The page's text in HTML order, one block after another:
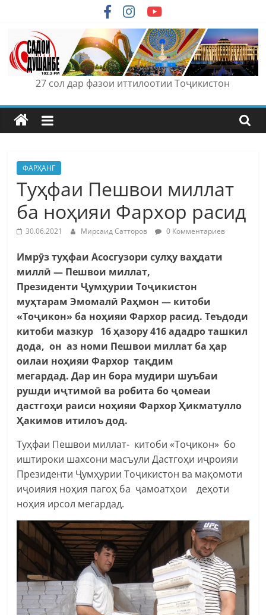
content
27 сол дар фазои иттилоотии Тоҷикистон
ФАРҲАНГ
Туҳфаи Пешвои миллат
ба ноҳияи Фархор расид
30.06.2021 Мирсаид Сатторов 0 Комментариев
Имрӯз туҳфаи Асосгузори сулҳу ваҳдати
миллӣ — Пешвои миллат,
Президенти Ҷумҳурии Тоҷикистон
муҳтарам Эмомалӣ Раҳмон — китоби
«Тоҷикон» ба ноҳияи Фархор расид. Теъдоди
китоби мазкур 16 ҳазору 416 ададро ташкил
дода, он аз номи Пешвои миллат ба ҳар
оилаи ноҳияи Фархор тақдим
мегардад.Дар ин бора мудири шуъбаи
рушди иҷтимоӣ ва робита бо ҷомеаи
дастгоҳи раиси ноҳияи Фархор Ҳикматулло
Ҳакимов итилоъ дод.
Туҳфаи Пешвои миллат- китоби «Тоҷикон» бо
иштироки шахсони масъули Дастгоҳи иҷроияи
Президенти Ҷумҳурии Тоҷикистон ва мақомоти
иҷоияия ноҳия пагоҳ ба ҷамоатҳои деҳоти
ноҳия ирсол мегардад.